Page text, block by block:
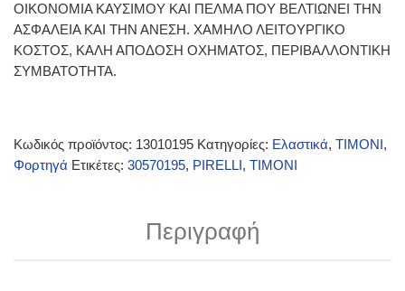
ΟΙΚΟΝΟΜΙΑ ΚΑΥΣΙΜΟΥ ΚΑΙ ΠΕΛΜΑ ΠΟΥ ΒΕΛΤΙΩΝΕΙ ΤΗΝ
ΑΣΦΑΛΕΙΑ ΚΑΙ ΤΗΝ ΑΝΕΣΗ. ΧΑΜΗΛΟ ΛΕΙΤΟΥΡΓΙΚΟ
ΚΟΣΤΟΣ, ΚΑΛΗ ΑΠΟΔΟΣΗ ΟΧΗΜΑΤΟΣ, ΠΕΡΙΒΑΛΛΟΝΤΙΚΗ
ΣΥΜΒΑΤΟΤΗΤΑ.
Κωδικός προϊόντος: 13010195 Κατηγορίες: Ελαστικά, ΤΙΜΟΝΙ,
Φορτηγά Ετικέτες: 30570195, PIRELLI, ΤΙΜΟΝΙ
Περιγραφή